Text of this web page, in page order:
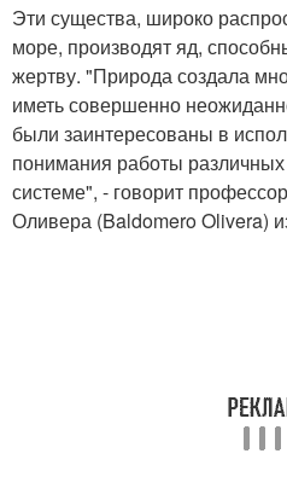
Эти существа, широко
море, производят яд,
жертву. "Природа создала
иметь совершенно
были заинтересованы в
понимания работы
системе", - говорит
Оливера (Baldomero Olivera)